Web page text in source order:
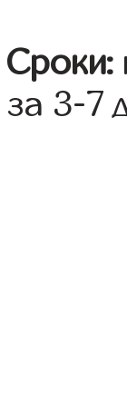
Сроки:
за 3-7